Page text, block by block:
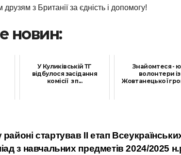
з Британії за єдність і допомогу!
новин:
У Куликівській ТГ
відбулося засідання
комісії з п...
Знайомтеся -
волонтери із
Жовтанецької
стартував ІІ етап
з навчальних предметів 2024/2025